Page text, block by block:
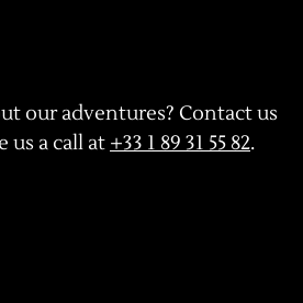
our adventures? Contact us
us a call at +33 1 89 31 55 82.